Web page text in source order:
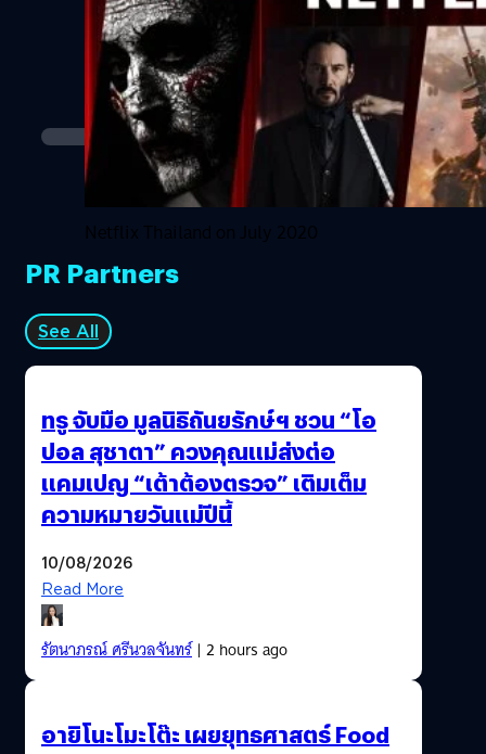
Netflix Thailand on July 2020
PR Partners
See All
ทรู จับมือ มูลนิธิถันยรักษ์ฯ ชวน “โอ
ปอล สุชาตา” ควงคุณแม่ส่งต่อ
แคมเปญ “เต้าต้องตรวจ” เติมเต็ม
ความหมายวันแม่ปีนี้
10/08/2026
Read More
รัตนาภรณ์ ศรีนวลจันทร์| 2 hours ago
อายิโนะโมะโต๊ะ เผยยุทธศาสตร์ Food